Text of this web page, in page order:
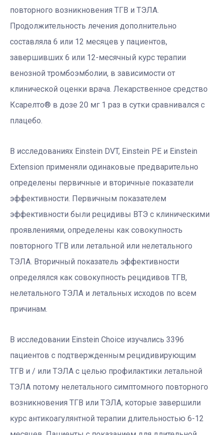
повторного возникновения ТГВ и ТЭЛА.
Продолжительность лечения дополнительно
составляла 6 или 12 месяцев у пациентов,
завершивших 6 или 12-месячный курс терапии
венозной тромбоэмболии, в зависимости от
клинической оценки врача. Лекарственное средство
Ксарелто® в дозе 20 мг 1 раз в сутки сравнивался с
плацебо.
В исследованиях Einstein DVT, Einstein PE и Einstein
Extension применяли одинаковые предварительно
определены первичные и вторичные показатели
эффективности. Первичным показателем
эффективности были рецидивы ВТЭ с клиническими
проявлениями, определены как совокупность
повторного ТГВ или летальной или нелетального
ТЭЛА. Вторичный показатель эффективности
определялся как совокупность рецидивов ТГВ,
нелетального ТЭЛА и летальных исходов по всем
причинам.
В исследовании Einstein Choice изучались 3396
пациентов с подтвержденным рецидивирующим
ТГВ и / или ТЭЛА с целью профилактики летальной
ТЭЛА потому нелетального симптомного повторного
возникновения ТГВ или ТЭЛА, которые завершили
курс антикоагулянтной терапии длительностью 6-12